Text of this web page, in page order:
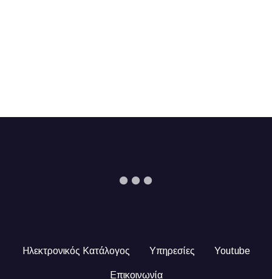
Ηλεκτρονικός Κατάλογος Υπηρεσίες Youtube
Επικοινωνία